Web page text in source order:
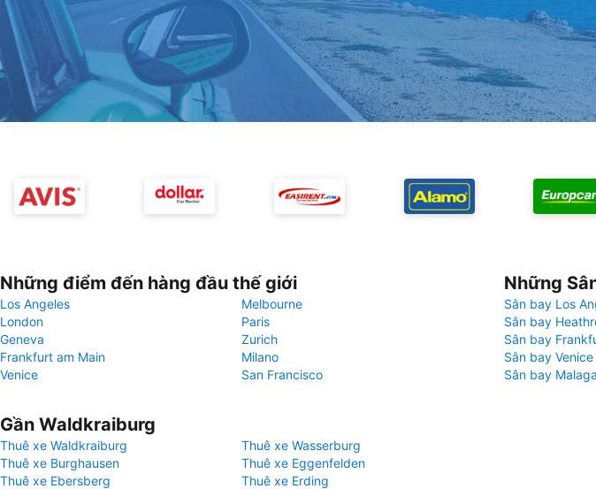
Những điểm đến hàng đầu thế giới
Los Angeles
Melbourne
London
Paris
Geneva
Zurich
Frankfurt am Main
Milano
Venice
San Francisco
Những
Sân bay Los
Sân bay
Sân bay
Sân bay
Sân bay Malaga
Gần Waldkraiburg
Thuê xe Waldkraiburg
Thuê xe Wasserburg
Thuê xe Burghausen
Thuê xe Eggenfelden
Thuê xe Ebersberg
Thuê xe Erding